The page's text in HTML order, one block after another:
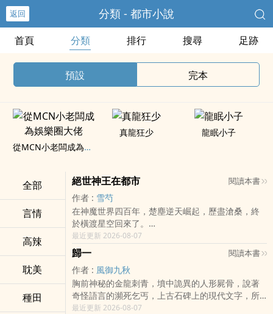
返回 分類 - 都市小說
首頁 分類 排行 搜尋 足跡
預設 完本
從MCN小老闆成為娛樂圈大佬
真龍狂少 龍眠小子
全部
言情
­‍‌高​­‍辣­‍
耽美
種田
絕世神王在都市 閱讀本書
作者 : 雪芍
在神魔世界四百年，楚塵逆天崛起，歷盡滄桑，終
於橫渡星空回來了。
“人不犯我，我不犯人，人若犯我，斬草除根。”
最近更新 2026-08-07
歸一 閱讀本書
作者 : 風御九秋
胸前神秘的金龍刺青，墳中詭異的人形屍骨，說著
奇怪語言的瀕死乞丐，上古石碑上的現代文字，所
有這些都深深的困擾著吳中元，我是誰？
最近更新 2026-08-07